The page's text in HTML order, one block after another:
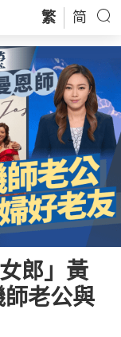
繁 简
郎」黃
師老公與